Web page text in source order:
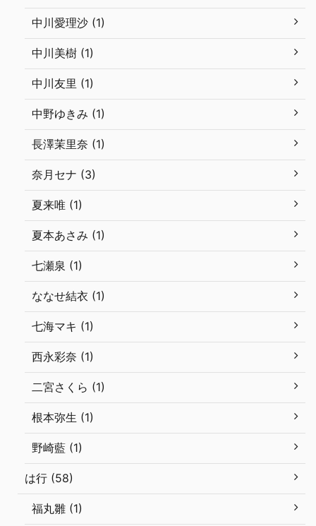
中川愛理沙 (1)
中川美樹 (1)
中川友里 (1)
中野ゆきみ (1)
長澤茉里奈 (1)
奈月セナ (3)
夏来唯 (1)
夏本あさみ (1)
七瀬泉 (1)
ななせ結衣 (1)
七海マキ (1)
西永彩奈 (1)
二宮さくら (1)
根本弥生 (1)
野崎藍 (1)
は行 (58)
福丸雛 (1)